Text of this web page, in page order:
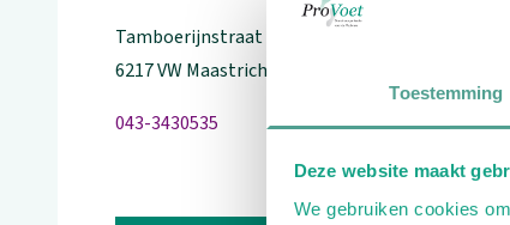
Toestemming
Deze website maakt
We gebruiken cookies
Tamboerijnstraat
6217 VWMaastricht
043-3430535